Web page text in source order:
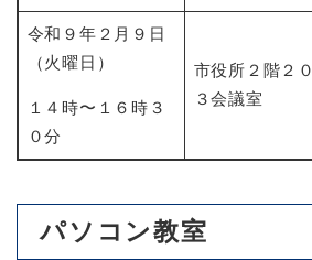
令和９年２月９日
（火曜日）
１４時〜１６時３
０分
市役所２階２０
３会議室
パソコン教室